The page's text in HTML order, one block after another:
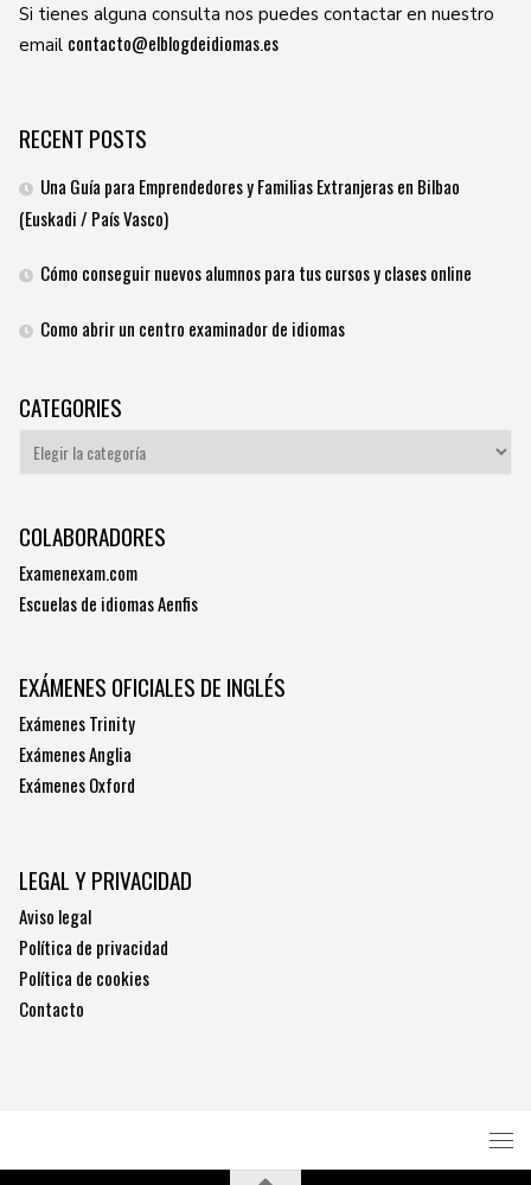
Si tienes alguna consulta nos puedes contactar en nuestro
email contacto@elblogdeidiomas.es
RECENT POSTS
Una Guía para Emprendedores y Familias Extranjeras en Bilbao
(Euskadi / País Vasco)
Cómo conseguir nuevos alumnos para tus cursos y clases online
Como abrir un centro examinador de idiomas
CATEGORIES
Categories
COLABORADORES
Examenexam.com
Escuelas de idiomas Aenfis
EXÁMENES OFICIALES DE INGLÉS
Exámenes Trinity
Exámenes Anglia
Exámenes Oxford
LEGAL Y PRIVACIDAD
Aviso legal
Política de privacidad
Política de cookies
Contacto